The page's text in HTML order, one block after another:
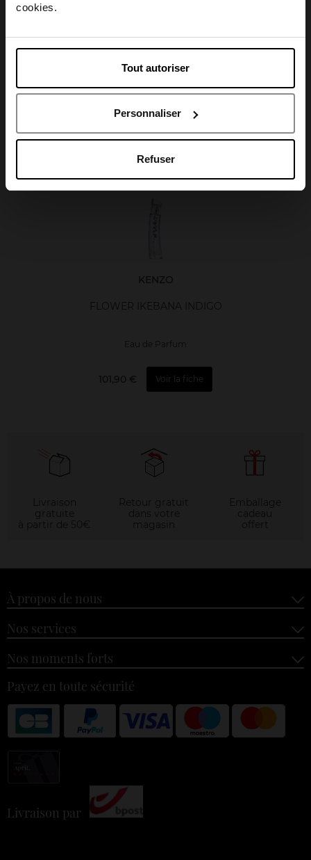
cookies.
Tout autoriser
Personnaliser
Refuser
Oublié quelque chose ?
KENZO
FLOWER IKEBANA INDIGO
Eau de Parfum
101,90 € Voir la fiche
À propos de nous
Nos services
Nos moments forts
Payez en toute sécurité
Livraison par
April Belgique
April Luxembourg